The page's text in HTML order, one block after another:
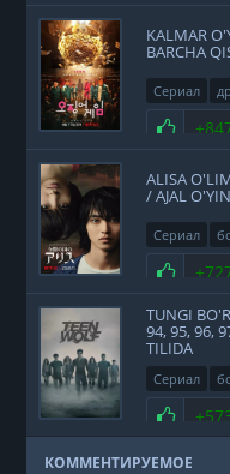
KALMAR
BARCHA
Сериал
ALISA
/ AJAL
Сериал
2020
TUNGI
94, 95, 96,
TILIDA
Сериал
фэнтези
КОММЕНТИРУЕМОЕ